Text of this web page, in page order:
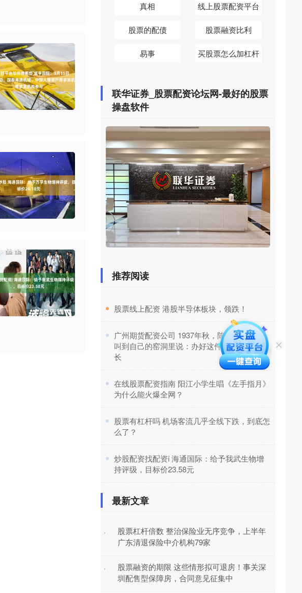
真相 线上股票配资平台
股票的配债 股票融资比利
易事 买股票怎么加杠杆
联华证券_股票配资论坛网-最好的股票
操盘软件
推荐阅读
​股票线上配资 港股半导体板块，领跌！
​广州期货配资公司 1937年秋，陈赓把1营营长
叫到自己的窑洞里说：办好这件事你就是副团
长
​在线股票配资指南 阳江小学生唱《左手指月》
为什么能火爆全网？
​股票有杠杆吗 机场客流几乎全线下跌，到底怎
么了？
​炒股配资找配资i 海通国际：给予我武生物增
持评级，目标价23.58元
最新文章
·
股票杠杆倍数 整治保险业无序竞争，上半年
广东清退保险中介机构79家
·
股票融资的期限 这些情形拟可退房！事关深
圳配售型保障房，合同意见征集中